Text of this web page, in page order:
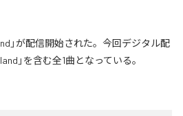
」が配信開始された。今回デジタル配
」を含む全1曲となっている。